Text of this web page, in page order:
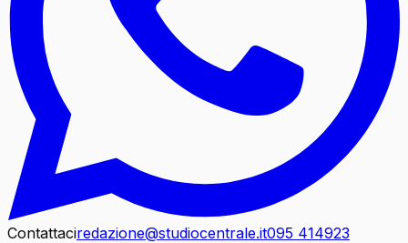
Contattaciredazione@studiocentrale.it095 414923